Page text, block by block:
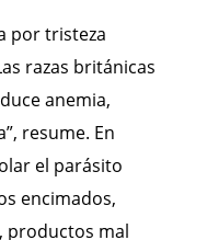
por tristeza
razas británicas
anemia,
resume. En
el parásito
encimados,
productos mal